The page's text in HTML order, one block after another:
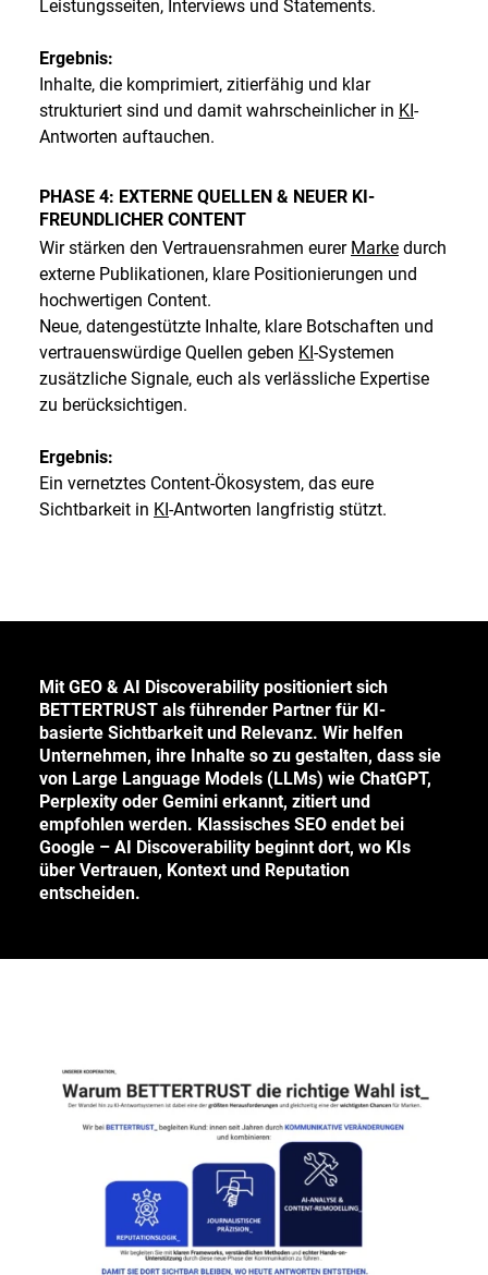
Leistungsseiten, Interviews und Statements.
Ergebnis:
Inhalte, die komprimiert, zitierfähig und klar
strukturiert sind und damit wahrscheinlicher in KI -
Antworten auftauchen.
PHASE 4: EXTERNE QUELLEN & NEUER KI-
FREUNDLICHER CONTENT
Wir stärken den Vertrauensrahmen eurer Marke durch
externe Publikationen, klare Positionierungen und
hochwertigen Content.
Neue, datengestützte Inhalte, klare Botschaften und
vertrauenswürdige Quellen geben KI -Systemen
zusätzliche Signale, euch als verlässliche Expertise
zu berücksichtigen.
Ergebnis:
Ein vernetztes Content-Ökosystem, das eure
Sichtbarkeit in KI -Antworten langfristig stützt.
Mit GEO & AI Discoverability positioniert sich
BETTERTRUST als führender Partner für KI-
basierte Sichtbarkeit und Relevanz. Wir helfen
Unternehmen, ihre Inhalte so zu gestalten, dass sie
von Large Language Models (LLMs) wie ChatGPT,
Perplexity oder Gemini erkannt, zitiert und
empfohlen werden. Klassisches SEO endet bei
Google – AI Discoverability beginnt dort, wo KIs
über Vertrauen, Kontext und Reputation
entscheiden.